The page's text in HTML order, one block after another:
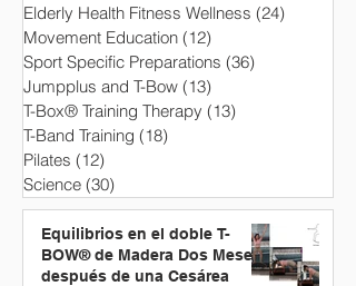
Elderly Health Fitness Wellness (24)
Movement Education (12)
Sport Specific Preparations (36)
Jumpplus and T-Bow (13)
T-Box® Training Therapy (13)
T-Band Training (18)
Pilates (12)
Science (30)
Equilibrios en el doble T-
BOW® de Madera Dos Meses
después de una Cesárea